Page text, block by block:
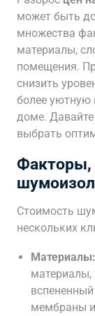
может быть
множества
материалы,
помещения.
снизить
более уютную
доме. Давайте
выбрать
Стоимость
нескольких
Материалы:
материалы,
мембраны